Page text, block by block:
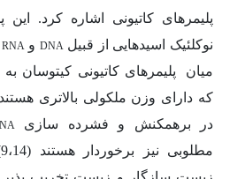
پلیمرهای کاتیونی اشاره کرد. این
نوکلئیک اسیدهایی از قبیل DNA و RNA
میان
پلیمرهای کاتیونی کیتوسان
که دارای وزن ملکولی بالاتری هستند
در برهمکنش و فشرده سازی